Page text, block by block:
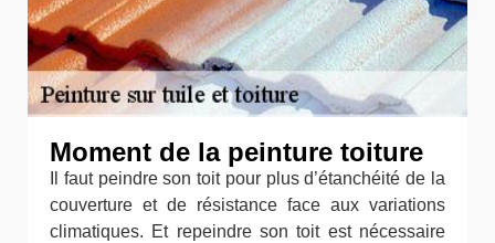
Moment de la peinture toiture
Il faut peindre son toit pour plus d’étanchéité de la
couverture et de résistance face aux variations
climatiques. Et repeindre son toit est nécessaire